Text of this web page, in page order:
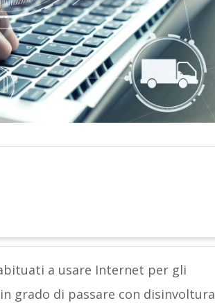
a usare Internet per gli
grado di passare con disinvoltura